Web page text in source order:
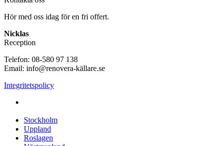
Hör med oss idag för en fri offert.
Nicklas
Reception
Telefon: 08-580 97 138
Email: info@renovera-källare.se
Integritetspolicy
Stockholm
Uppland
Roslagen